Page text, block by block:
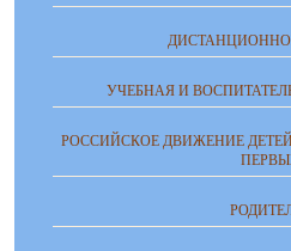
УЧЕБНАЯ И
РОССИЙСКОЕ ДВИЖЕНИЕ